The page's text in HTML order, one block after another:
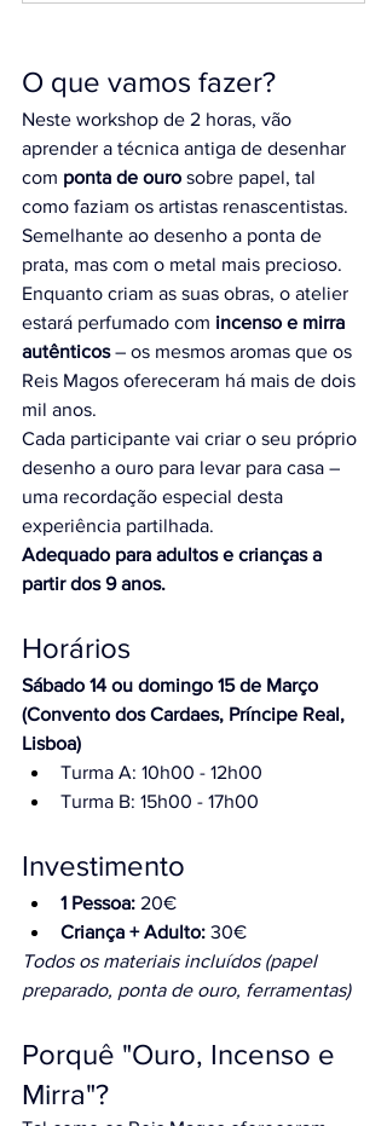
O que vamos fazer?
Neste workshop de 2 horas, vão
aprender a técnica antiga de desenhar
com ponta de ouro sobre papel, tal
como faziam os artistas renascentistas.
Semelhante ao desenho a ponta de
prata, mas com o metal mais precioso.
Enquanto criam as suas obras, o atelier
estará perfumado com incenso e mirra
autênticos – os mesmos aromas que os
Reis Magos ofereceram há mais de dois
mil anos.
Cada participante vai criar o seu próprio
desenho a ouro para levar para casa –
uma recordação especial desta
experiência partilhada.
Adequado para adultos e crianças a
partir dos 9 anos.
Horários
Sábado 14 ou domingo 15 de Março
(Convento dos Cardaes, Príncipe Real,
Lisboa)
Turma A: 10h00 - 12h00
Turma B: 15h00 - 17h00
Investimento
1 Pessoa: 20€
Criança + Adulto: 30€
Todos os materiais incluídos (papel
preparado, ponta de ouro, ferramentas)
Porquê "Ouro, Incenso e
Mirra"?